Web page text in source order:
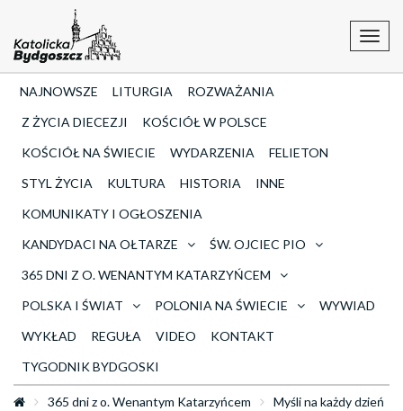
NAJNOWSZE LITURGIA
ROZWAŻANIA
Z ŻYCIA DIECEZJI
KOŚCIÓŁ W POLSCE
KOŚCIÓŁ NA ŚWIECIE
WYDARZENIA
FELIETON
STYL ŻYCIA
KULTURA HISTORIA
INNE
KOMUNIKATY I OGŁOSZENIA
KANDYDACI NA OŁTARZE
ŚW. OJCIEC PIO
365 DNI Z O. WENANTYM KATARZYŃCEM
POLSKA I ŚWIAT
POLONIA NA ŚWIECIE
WYWIAD
WYKŁAD
REGUŁA VIDEO
KONTAKT
TYGODNIK BYDGOSKI
365 dni z o. Wenantym Katarzyńcem
Myśli na każdy dzień